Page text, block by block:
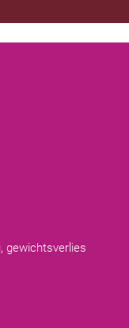
gewichtsverlies